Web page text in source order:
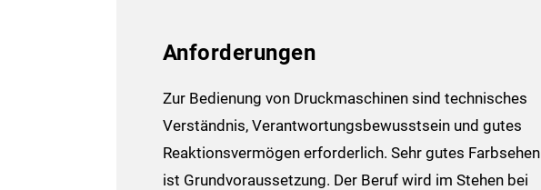
Anforderungen
Zur Bedienung von Druckmaschinen sind technisches
Verständnis, Verantwortungs­bewusstsein und gutes
Reaktions­vermögen erforderlich. Sehr gutes Farbsehen
ist Grund­voraus­setzung. Der Beruf wird im Stehen bei